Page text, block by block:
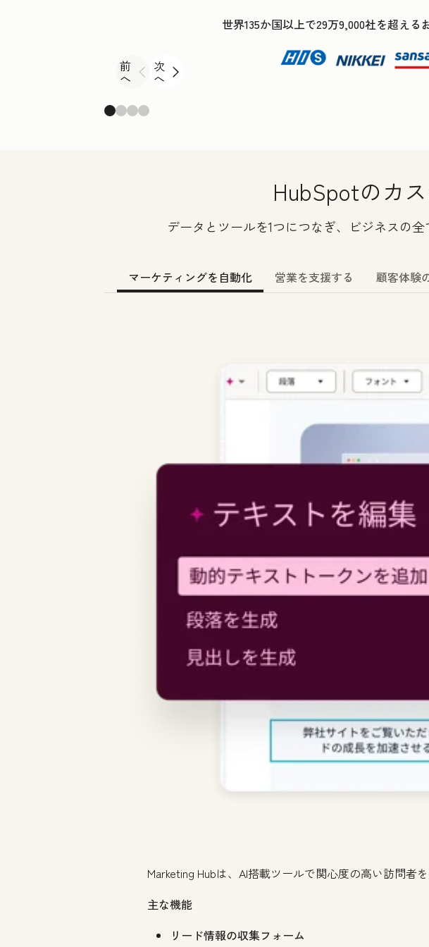
世界135か国以上で29万9,000社を超え
前
へ
次
へ
HubSpotのカ
データとツールを1つにつなぎ、ビジネスの
マーケティングを自動化 営業を支援する 顧客体験
Marketing Hubは、 AI搭載ツールで関心度の高い訪問者
主な機能
リード情報の収集フォーム